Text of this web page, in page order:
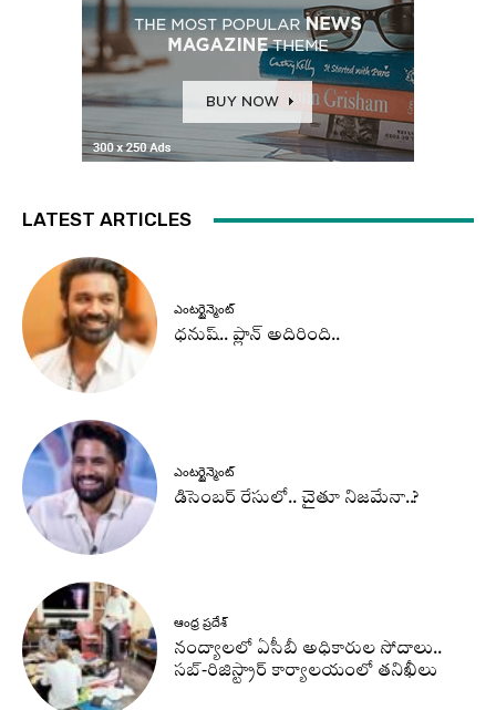
LATEST ARTICLES
ఎంటర్టైన్మెంట్
ధనుష్‌.. ప్లాన్ అదిరింది..
ఎంటర్టైన్మెంట్
డిసెంబర్ రేసులో.. చైతూ నిజమేనా..?
ఆంధ్ర ప్రదేశ్
నంద్యాలలో ఏసీబీ అధికారుల సోదాలు..
సబ్-రిజిస్ట్రార్ కార్యాలయంలో తనిఖీలు